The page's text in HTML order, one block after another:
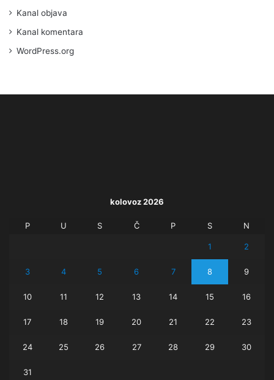
Kanal objava
Kanal komentara
WordPress.org
kolovoz 2026
P U S Č P S N
1 2
3 4 5 6 7 8 9
10 11 12 13 14 15 16
17 18 19 20 21 22 23
24 25 26 27 28 29 30
31